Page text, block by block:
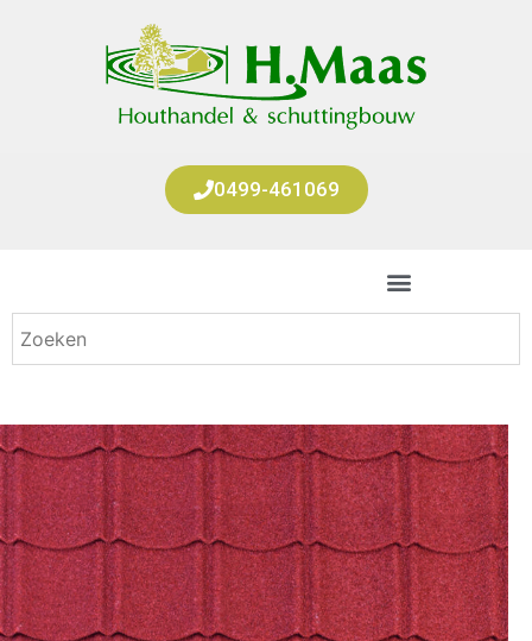
0499-461069